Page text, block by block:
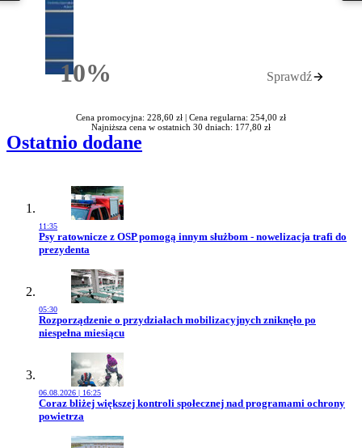
10%Rabatu Sprawdź
Cena promocyjna: 228,60 zł | Cena regularna: 254,00 zł
Najniższa cena w ostatnich 30 dniach: 177,80 zł
Ostatnio dodane
11:35
Przejdź do artykułu:
Psy ratownicze z OSP pomogą innym służbom - nowelizacja trafi do
prezydenta
05:30
Przejdź do artykułu:
Rozporządzenie o przydziałach mobilizacyjnych zniknęło po
niespełna miesiącu
06.08.2026 | 16:25
Przejdź do artykułu:
Coraz bliżej większej kontroli społecznej nad programami ochrony
powietrza